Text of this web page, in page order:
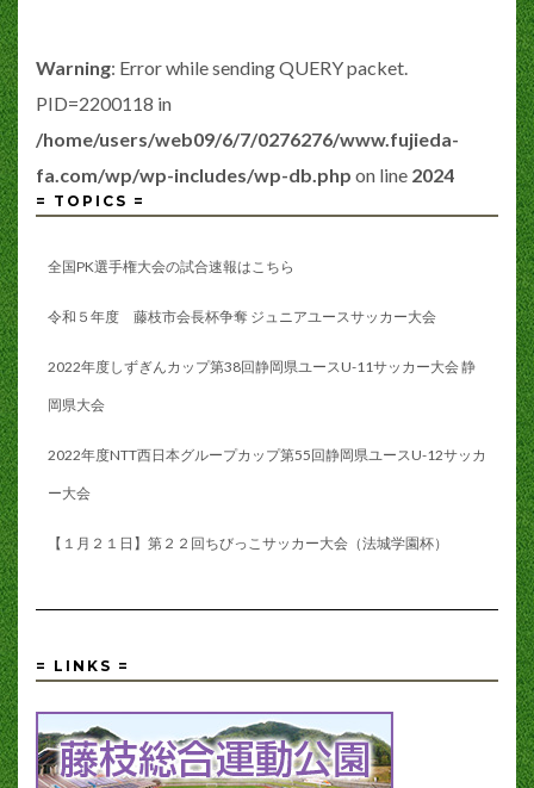
Warning: Error while sending QUERY packet.
PID=2200118 in
/home/users/web09/6/7/0276276/www.fujieda-
fa.com/wp/wp-includes/wp-db.php on line 2024
= TOPICS =
全国PK選手権大会の試合速報はこちら
令和５年度 藤枝市会長杯争奪 ジュニアユースサッカー大会
2022年度しずぎんカップ第38回静岡県ユースU-11サッカー大会 静
岡県大会
2022年度NTT西日本グループカップ第55回静岡県ユースU-12サッカ
ー大会
【１月２１日】第２２回ちびっこサッカー大会（法城学園杯）
= LINKS =